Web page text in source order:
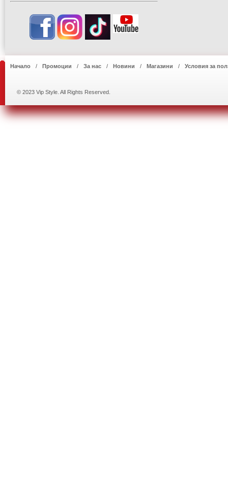
Начало Промоции За нас Новини Магазини Условия за
© 2023 Vip Style. All Rights Reserved.